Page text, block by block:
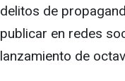
delitos de
publicar en redes
lanzamiento de